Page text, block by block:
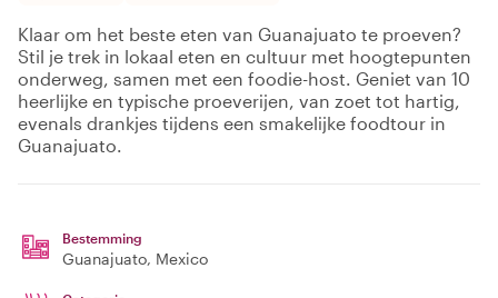
Klaar om het beste eten van Guanajuato te proeven?
Stil je trek in lokaal eten en cultuur met hoogtepunten
onderweg, samen met een foodie-host. Geniet van 10
heerlijke en typische proeverijen, van zoet tot hartig,
evenals drankjes tijdens een smakelijke foodtour in
Guanajuato.
Bestemming
Guanajuato, Mexico